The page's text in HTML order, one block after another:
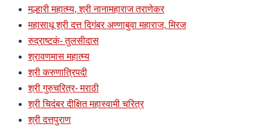
मल्हारी महात्म्य, श्री नानामहाराज तराणेकर
महासाधू श्री दत्त दिगंबर अण्णाबुवा महाराज, मिरज
रुद्राष्टकं- तुलसीदास
श्रावणमास महात्म्य
श्री करुणात्रिपदी
श्री गुरुचरित्र- मराठी
श्री चिदंबर दीक्षित महास्वामी चरित्र
श्री दत्तपुराण